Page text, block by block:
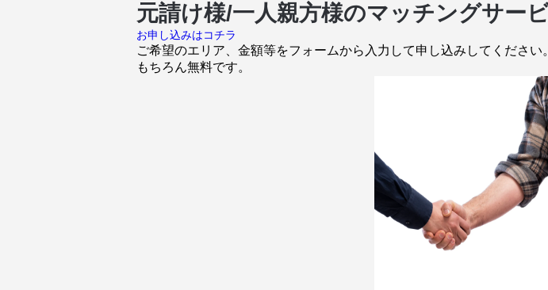
元請け様/一人親方様のマッチングサー
お申し込みはコチラ
ご希望のエリア、金額等をフォームから入力して申し込みしてくださ
もちろん無料です。